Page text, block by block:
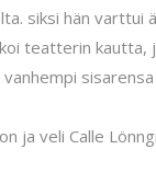
siksi hän varttui
teatterin kautta,
vanhempi